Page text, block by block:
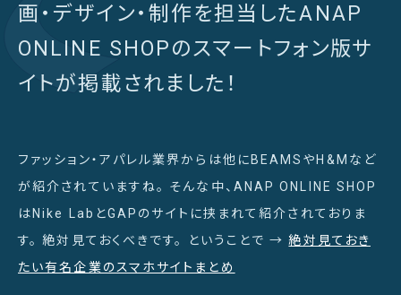
画・デザイン・制作を担当したANAP
ONLINE SHOPのスマートフォン版サ
イトが掲載されました！
ファッション・アパレル業界からは他にBEAMSやH&Mなど
が紹介されていますね。 そんな中、ANAP ONLINE SHOP
はNike LabとGAPのサイトに挟まれて紹介されておりま
す。 絶対見ておくべきです。 ということで →絶対見ておき
たい有名企業のスマホサイトまとめ